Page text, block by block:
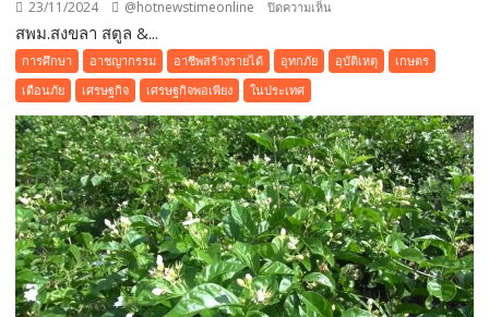
มือ
23/11/2024 @hotnewstimeonline ปิดความเห็น
สตูล
“KICKOFF
ความ
พร้อม
พัฒนา
คุณภาพ
การ
ศึกษา
ภาค
เรียน
สพม.สงขลา สตูล &...
การศึกษา อาชญากรรม อาชีพสร้างรายได้ อุทกภัย อุบัติเหตุ
เกษตร
เตือนภัย
เศรษฐกิจ เศรษฐกิจพอเพียง ในประเทศ